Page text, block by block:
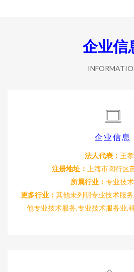
企业信
企业信息
法人代表： 王
注册地址：
上海市闵行区
所属行业： 专业技
更多行业： 其他未列明专业技术服
他专业技术服务,专业技术服务业,